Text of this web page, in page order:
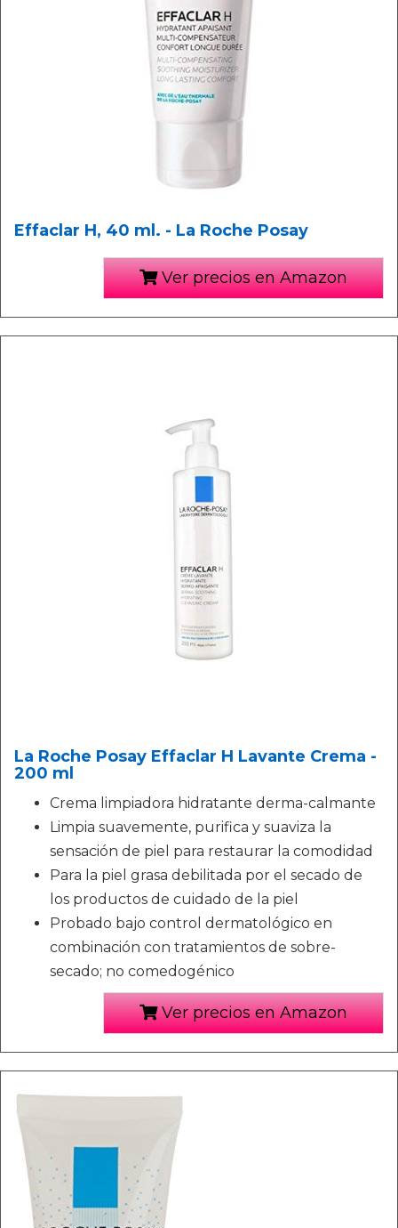
Effaclar H, 40 ml. - La Roche Posay
Ver precios en Amazon
La Roche Posay Effaclar H Lavante Crema -
200 ml
Crema limpiadora hidratante derma-calmante
Limpia suavemente, purifica y suaviza la
sensación de piel para restaurar la comodidad
Para la piel grasa debilitada por el secado de
los productos de cuidado de la piel
Probado bajo control dermatológico en
combinación con tratamientos de sobre-
secado; no comedogénico
Ver precios en Amazon